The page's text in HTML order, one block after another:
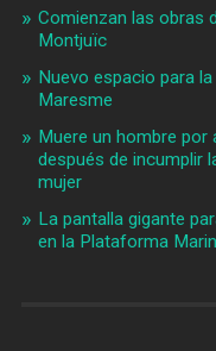
Comienzan las obras
Montjuïc
Nuevo espacio para
Maresme
Muere un hombre por
después de incumplir
mujer
La pantalla gigante
en la Plataforma